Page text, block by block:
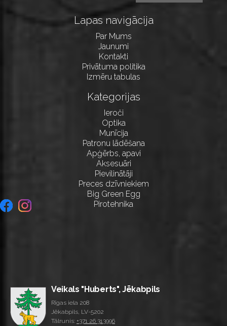
Lapas navigācija
Par Mums
Jaunumi
Kontakti
Privātuma politika
Izmēru tabulas
Kategorijas
Ieroči
Optika
Munīcija
Patronu lādēšana
Apģērbs, apavi
Aksesuāri
Pievilinātāji
Preces dzīvniekiem
Big Green Egg
Pirotehnika
Veikals "Huberts", Jēkabpils
Rīgas iela 208
Jēkabpils, LV-5202
Tālrunis: +371 26 313996